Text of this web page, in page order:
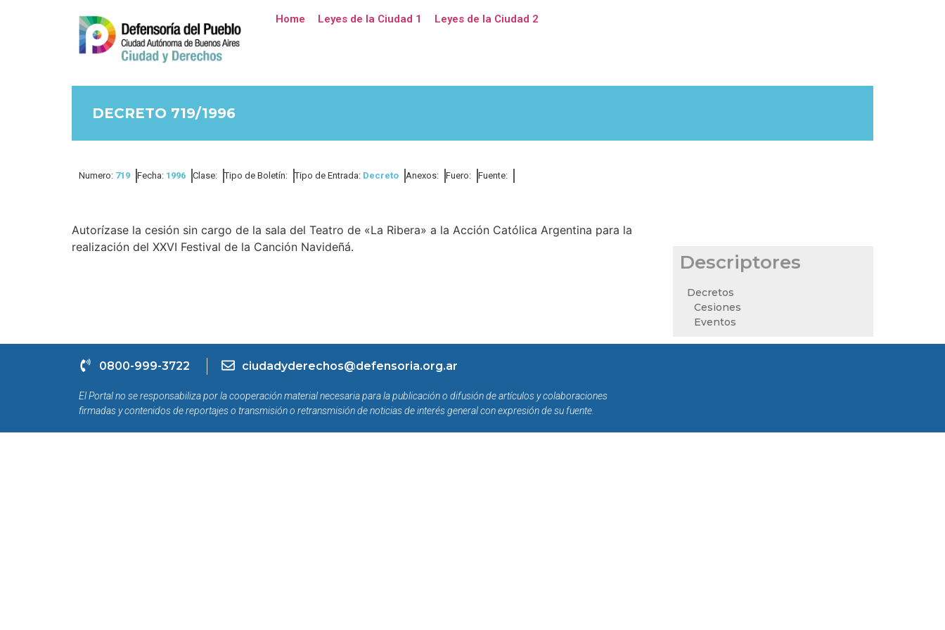
Home Leyes de la Ciudad 1 Leyes de la Ciudad 2
DECRETO 719/1996
Numero: 719 Fecha: 1996 Clase: Tipo de Boletín: Tipo de Entrada: Decreto Anexos: Fuero: Fuente:
Autorízase la cesión sin cargo de la sala del Teatro de «La Ribera» a la Acción Católica Argentina para la
realización del XXVI Festival de la Canción Navideñá.
Descriptores
Decretos
Cesiones
Eventos
0800-999-3722 ciudadyderechos@defensoria.org.ar
El Portal no se responsabiliza por la cooperación material necesaria para la publicación o difusión de artículos y colaboraciones
firmadas y contenidos de reportajes o transmisión o retransmisión de noticias de interés general con expresión de su fuente.